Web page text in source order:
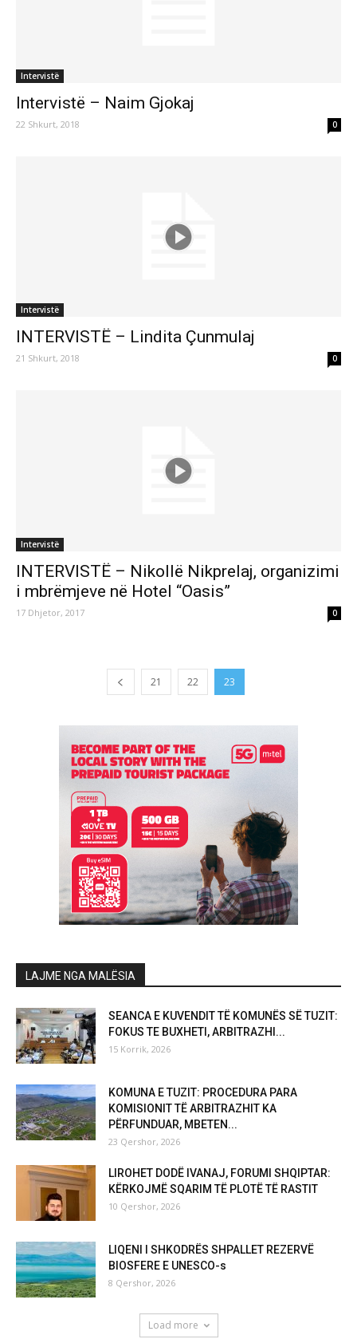
Intervistë
Intervistë – Naim Gjokaj
22 Shkurt, 2018 0
Intervistë
INTERVISTË – Lindita Çunmulaj
21 Shkurt, 2018 0
Intervistë
INTERVISTË – Nikollë Nikprelaj, organizimi
i mbrëmjeve në Hotel “Oasis”
17 Dhjetor, 2017 0
21 22 23
LAJME NGA MALËSIA
SEANCA E KUVENDIT TË KOMUNËS SË TUZIT:
FOKUS TE BUXHETI, ARBITRAZHI...
15 Korrik, 2026
KOMUNA E TUZIT: PROCEDURA PARA
KOMISIONIT TË ARBITRAZHIT KA
PËRFUNDUAR, MBETEN...
23 Qershor, 2026
LIROHET DODË IVANAJ, FORUMI SHQIPTAR:
KËRKOJMË SQARIM TË PLOTË TË RASTIT
10 Qershor, 2026
LIQENI I SHKODRËS SHPALLET REZERVË
BIOSFERE E UNESCO-s
8 Qershor, 2026
Load more